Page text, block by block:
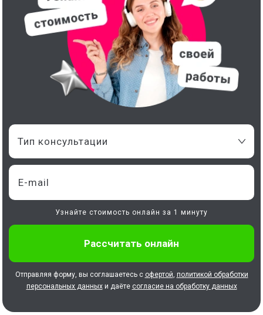
Тип консультации
Узнайте стоимость онлайн за 1 минуту
Отправляя форму, вы соглашаетесь с офертой, политикой обработки
персональных данныхи даёте согласие на обработку данных